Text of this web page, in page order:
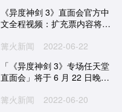
《异度神剑 3》直面会官方中
文全程视频：扩充票内容将陆
篝火新闻
2022-06-22
「《异度神剑 3》专场任天堂
直面会」将于 6 月 22 日晚播
篝火新闻
2022-06-20